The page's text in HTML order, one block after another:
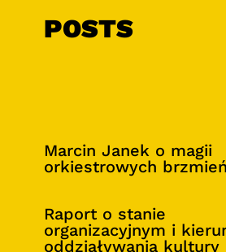
POSTS
Marcin Janek o magii
orkiestrowych brzmień
Raport o stanie
organizacyjnym i
oddziaływania kultury